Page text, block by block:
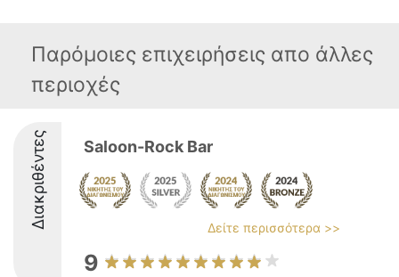
Παρόμοιες επιχειρήσεις απο άλλες
περιοχές
Διακριθέντες Saloon-Rock Bar
Δείτε περισσότερα >>
9